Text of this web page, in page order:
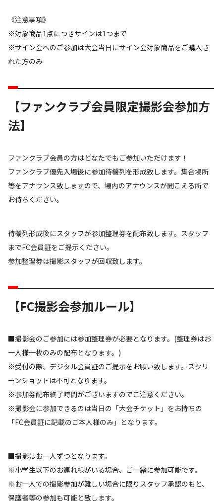
《注意事項》
※対象商品1点につきサインは1つまで
※サイン会へのご参加は大会当日にサイン会対象商品をご購入さ
れた方のみ
【ファンクラブ会員限定撮影会参加方
法】
ファンクラブ会員の方はどなたでもご参加いただけます！
ファンクラブ優先入場後に参加待機列を形成致します。集合場所
等をアナウンス致しますので、場内のアナウンスが聞こえる所で
お待ちください。
待機列形成後にスタッフが参加整理券を配布致します。スタッフ
までFC会員証をご提示ください。
参加整理券は撮影スタッフが回収致します。
【FC撮影会参加ルール】
■撮影会のご参加には参加整理券が必要となります。(整理券はお
一人様一枚のみの配布となります。)
※受付の際、デジタル会員証のご提示をお願い致します。スクリ
ーンショットは不可となります。
※参加券配布終了時間がございますのでご注意ください。
※撮影会に参加できるのは当日の「大会チケット」をお持ちの
「FC会員証に記載のご本人様のみ」となります。
■撮影はお一人ずつとなります。
※小学生以下のお連れ様がいる場合、ご一緒に参加可能です。
※お一人での撮影参加が難しい場合に限りスタッフ承認のもと、
保護者等の参加も可能と致します。